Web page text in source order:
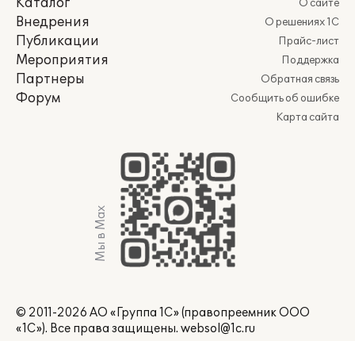
Каталог
Внедрения
Публикации
Мероприятия
Партнеры
Форум
О сайте
О решениях 1С
Прайс-лист
Поддержка
Обратная связь
Сообщить об ошибке
Карта сайта
Мы в Max
© 2011-2026 АО «Группа 1С» (правопреемник ООО
«1С»). Все права защищены. websol@1c.ru